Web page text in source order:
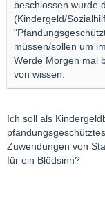
beschlossen wurde
(Kindergeld/
müssen/sollen um
Werde Morgen mal
von wissen.
Ich soll als
Zuwendungen von
für ein Blödsinn?